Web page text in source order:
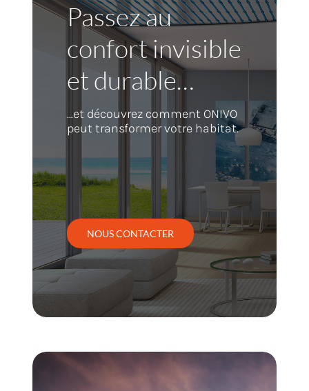
Passez au
confort invisible
et durable…
…et découvrez comment ONIVO
peut transformer votre habitat.
NOUS CONTACTER